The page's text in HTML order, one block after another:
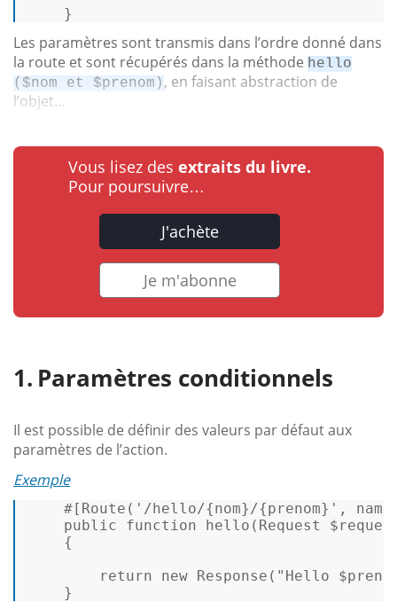
}
Les paramètres sont transmis dans l’ordre donné dans
la route et sont récupérés dans la méthode hello
($nom et $prenom) , en faisant abstraction de
l’objet...
Vous lisez des extraits du livre.
Pour poursuivre…
J'achète
Je m'abonne
Paramètres conditionnels
Il est possible de définir des valeurs par défaut aux
paramètres de l’action.
Exemple
#[Route ( '/hello/{nom}/{prenom}' , name
public
function hello ( Request
{
return
new Response ( "Hello
}